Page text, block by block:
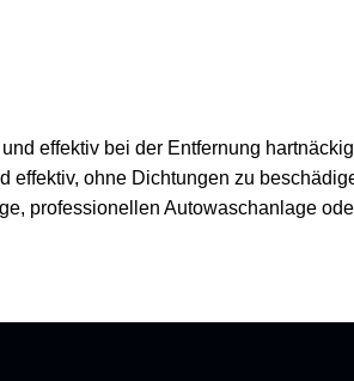
effektiv bei der Entfernung
effektiv, ohne Dichtungen zu
professionellen Autowaschanlage